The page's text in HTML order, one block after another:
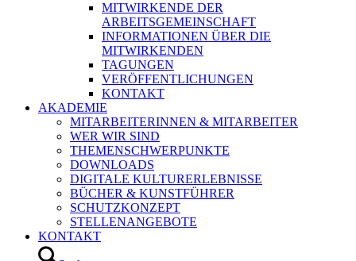
MITWIRKENDE DER
ARBEITSGEMEINSCHAFT
INFORMATIONEN ÜBER DIE
MITWIRKENDEN
TAGUNGEN
VERÖFFENTLICHUNGEN
KONTAKT
AKADEMIE
MITARBEITERINNEN & MITARBEITER
WER WIR SIND
THEMENSCHWERPUNKTE
DOWNLOADS
DIGITALE KULTURERLEBNISSE
BÜCHER & KUNSTFÜHRER
SCHUTZKONZEPT
STELLENANGEBOTE
KONTAKT